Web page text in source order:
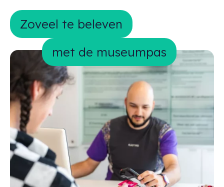
Zoveel te beleven met de
Zoveel te beleven
met de museumpas